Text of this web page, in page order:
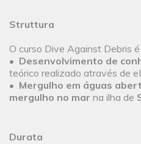
Struttura
O curso Dive Against Debris
• Desenvolvimento de
teórico realizado através de
• Mergulho em águas
mergulho no mar na ilha de
Durata